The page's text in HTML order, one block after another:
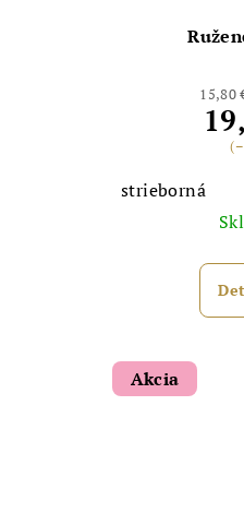
15,80
strieborná
Akcia